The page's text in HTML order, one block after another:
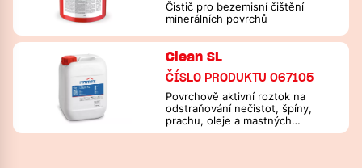
Čistič pro bezemisní čištění
minerálních povrchů
Clean SL
ČÍSLO PRODUKTU 067105
Povrchově aktivní roztok na
odstraňování nečistot, špíny,
prachu, oleje a mastných
usazenin.